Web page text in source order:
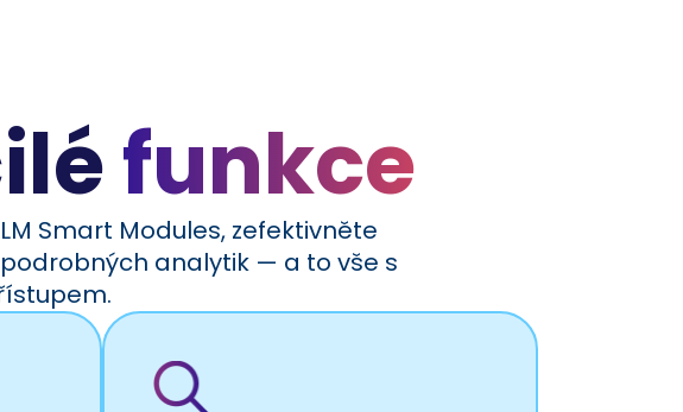
funkce
Smart Modules, zefektivněte
analytik — a to vše s